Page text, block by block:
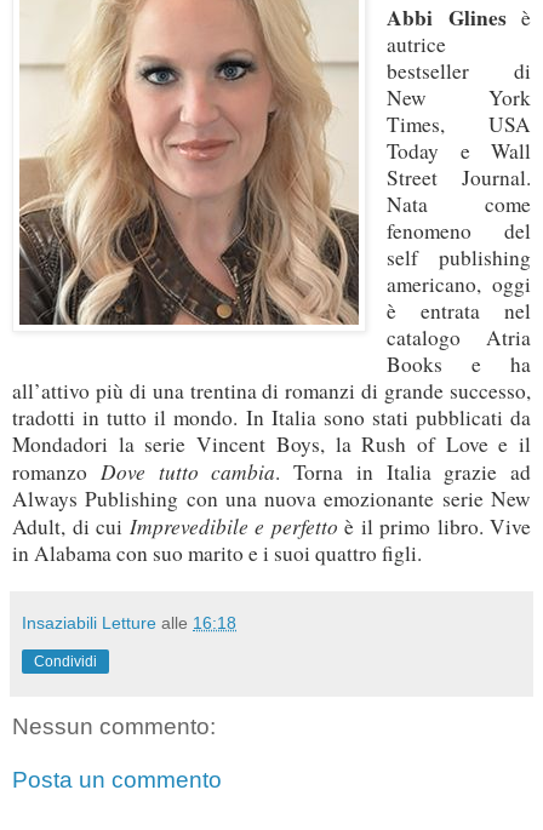
Abbi Glines è
autrice
bestseller di
New York
Times, USA
Today e Wall
Street Journal.
Nata come
fenomeno del
self publishing
americano, oggi
è entrata nel
catalogo Atria
Books e ha
all’attivo più di una trentina di romanzi di grande successo,
tradotti in tutto il mondo. In Italia sono stati pubblicati da
Mondadori la serie Vincent Boys, la Rush of Love e il
romanzo Dove tutto cambia. Torna in Italia grazie ad
Always Publishing con una nuova emozionante serie New
Adult, di cui Imprevedibile e perfetto è il primo libro. Vive
in Alabama con suo marito e i suoi quattro figli.
Insaziabili Letture alle 16:18
Condividi
Nessun commento:
Posta un commento